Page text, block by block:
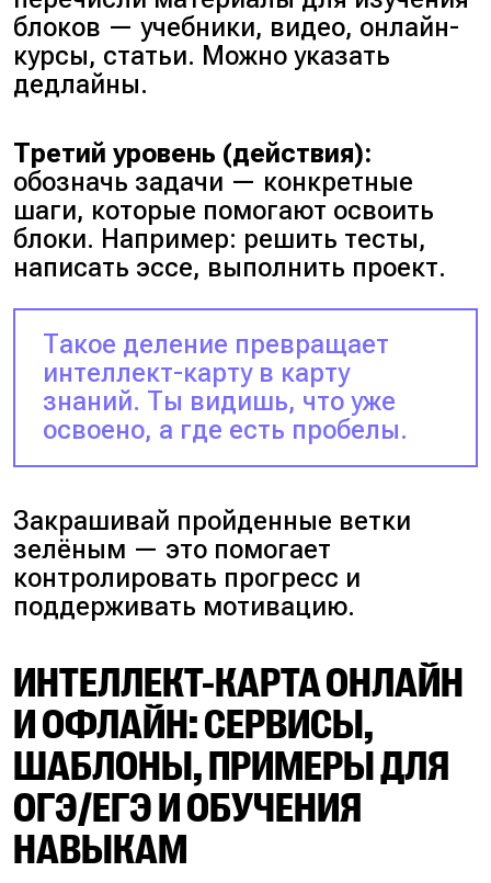
блоков — учебники, видео, онлайн-
курсы, статьи. Можно указать
дедлайны.
Третий уровень (действия):
обозначь задачи — конкретные
шаги, которые помогают освоить
блоки. Например: решить тесты,
написать эссе, выполнить проект.
Такое деление превращает
интеллект-карту в карту
знаний. Ты видишь, что уже
освоено, а где есть пробелы.
Закрашивай пройденные ветки
зелёным — это помогает
контролировать прогресс и
поддерживать мотивацию.
ИНТЕЛЛЕКТ-КАРТА ОНЛАЙН
И ОФЛАЙН: СЕРВИСЫ,
ШАБЛОНЫ, ПРИМЕРЫ ДЛЯ
ОГЭ/ЕГЭ И ОБУЧЕНИЯ
НАВЫКАМ